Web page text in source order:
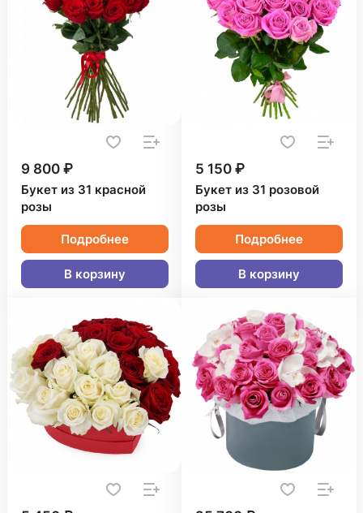
9 800 ₽
Букет из 31 красной
розы
Подробнее
В корзину
5 150 ₽
Букет из 31 розовой
розы
Подробнее
В корзину